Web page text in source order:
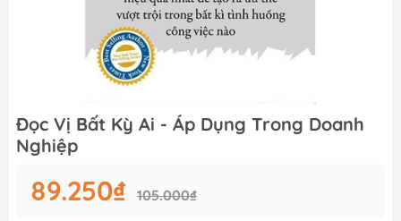
Đọc Vị Bất Kỳ Ai - Áp Dụng Trong Doanh
Nghiệp
89.250₫ 105.000₫